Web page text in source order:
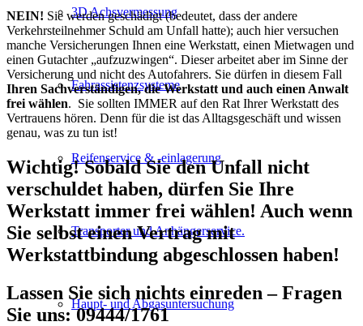
3D Achsvermessung
Fahrassistenzsysteme
Reifenservice & -einlagerung
Transporter und Anhängerservice.
Haupt- und Abgasuntersuchung
NEIN! Sie werden geschädigt (bedeutet, dass der andere
Verkehrsteilnehmer Schuld am Unfall hatte); auch hier versuchen
manche Versicherungen Ihnen eine Werkstatt, einen Mietwagen und
einen Gutachter „aufzuzwingen“. Dieser arbeitet aber im Sinne der
Versicherung und nicht des Autofahrers. Sie dürfen in diesem Fall
Ihren Sachverständigen, die Werkstatt und auch einen Anwalt
frei wählen. Sie sollten IMMER auf den Rat Ihrer Werkstatt des
Vertrauens hören. Denn für die ist das Alltagsgeschäft und wissen
genau, was zu tun ist!
Wichtig!Sobald Sie den Unfall nicht
verschuldet haben, dürfen Sie Ihre
Werkstatt immer frei wählen! Auch wenn
Sie selbst einen Vertrag mit
Werkstattbindung abgeschlossen haben!
Lassen Sie sich nichts einreden – Fragen
Sie uns: 09444/1761